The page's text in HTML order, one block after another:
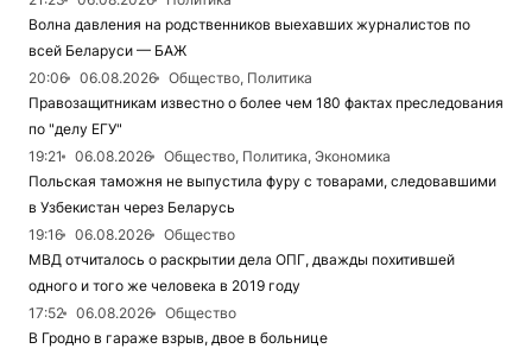
Волна давления на родственников выехавших журналистов по
всей Беларуси — БАЖ
20:06
06.08.2026
Общество, Политика
Правозащитникам известно о более чем 180 фактах преследования
по "делу ЕГУ"
19:21
06.08.2026
Общество, Политика, Экономика
Польская таможня не выпустила фуру с товарами, следовавшими
в Узбекистан через Беларусь
19:16
06.08.2026
Общество
МВД отчиталось о раскрытии дела ОПГ, дважды похитившей
одного и того же человека в 2019 году
17:52
06.08.2026
Общество
В Гродно в гараже взрыв, двое в больнице